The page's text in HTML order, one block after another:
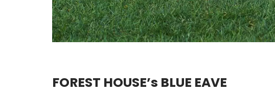
FOREST HOUSE’s BLUE EAVE